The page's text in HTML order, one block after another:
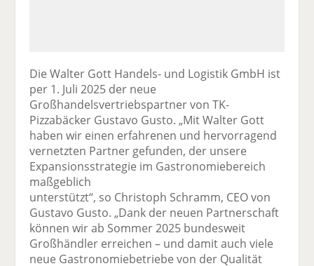
Die Walter Gott Handels- und Logistik GmbH ist
per 1. Juli 2025 der neue
Großhandelsvertriebspartner von TK-
Pizzabäcker Gustavo Gusto. „Mit Walter Gott
haben wir einen erfahrenen und hervorragend
vernetzten Partner gefunden, der unsere
Expansionsstrategie im Gastronomiebereich
maßgeblich
unterstützt“, so Christoph Schramm, CEO von
Gustavo Gusto. „Dank der neuen Partnerschaft
können wir ab Sommer 2025 bundesweit
Großhändler erreichen – und damit auch viele
neue Gastronomiebetriebe von der Qualität